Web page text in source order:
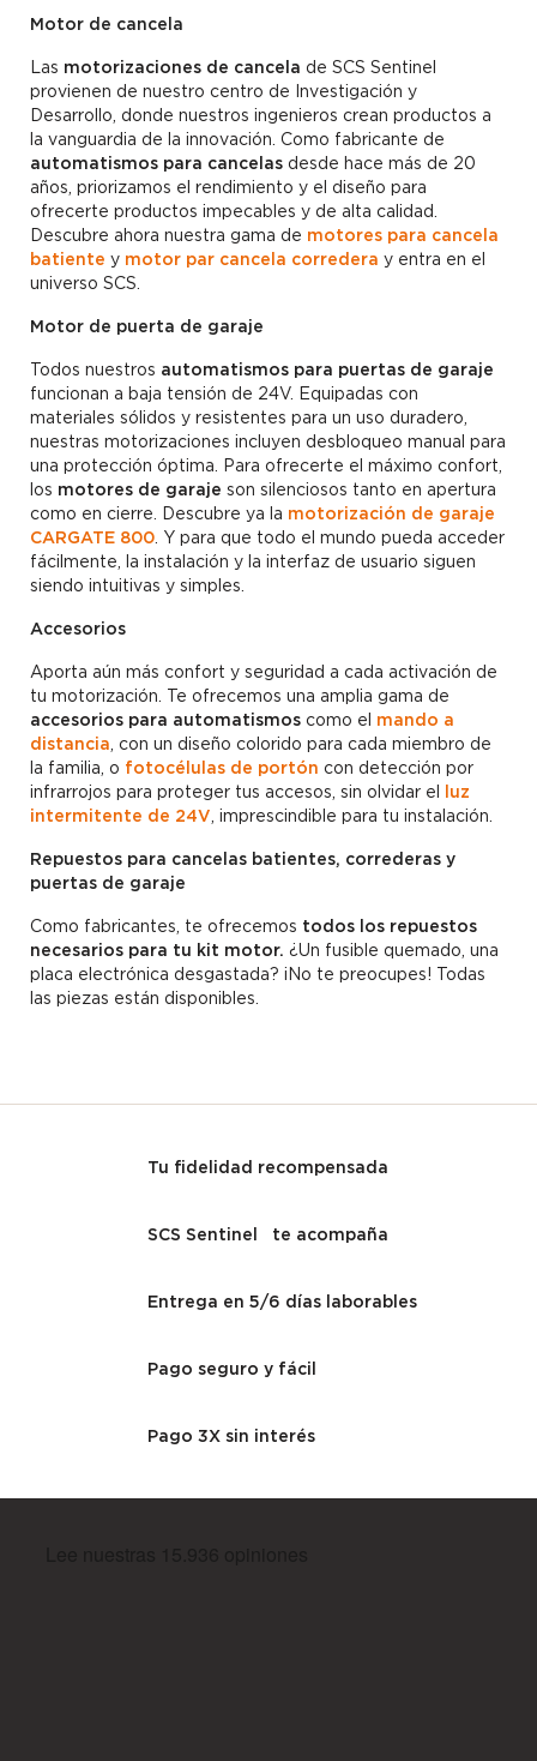
Motor de cancela
Las motorizaciones de cancela de SCS Sentinel
provienen de nuestro centro de Investigación y
Desarrollo, donde nuestros ingenieros crean productos a
la vanguardia de la innovación. Como fabricante de
automatismos para cancelas desde hace más de 20
años, priorizamos el rendimiento y el diseño para
ofrecerte productos impecables y de alta calidad.
Descubre ahora nuestra gama de motores para cancela
batiente y motor par cancela corredera y entra en el
universo SCS.
Motor de puerta de garaje
Todos nuestros automatismos para puertas de garaje
funcionan a baja tensión de 24V. Equipadas con
materiales sólidos y resistentes para un uso duradero,
nuestras motorizaciones incluyen desbloqueo manual para
una protección óptima. Para ofrecerte el máximo confort,
los motores de garaje son silenciosos tanto en apertura
como en cierre. Descubre ya la motorización de garaje
CARGATE 800 . Y para que todo el mundo pueda acceder
fácilmente, la instalación y la interfaz de usuario siguen
siendo intuitivas y simples.
Accesorios
Aporta aún más confort y seguridad a cada activación de
tu motorización. Te ofrecemos una amplia gama de
accesorios para automatismos como el mando a
distancia , con un diseño colorido para cada miembro de
la familia, o fotocélulas de portón con detección por
infrarrojos para proteger tus accesos, sin olvidar el luz
intermitente de 24V , imprescindible para tu instalación.
Repuestos para cancelas batientes, correderas y
puertas de garaje
Como fabricantes, te ofrecemos todos los repuestos
necesarios para tu kit motor. ¿Un fusible quemado, una
placa electrónica desgastada? ¡No te preocupes! Todas
las piezas están disponibles.
Tu fidelidad recompensada
SCS Sentinel te acompaña
Entrega en 5/6 días laborables
Pago seguro y fácil
Pago 3X sin interés